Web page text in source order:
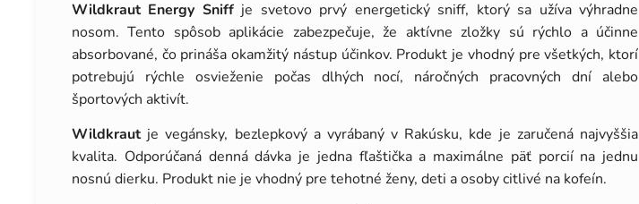
Wildkraut Energy Sniffje svetovo prvý energetický sniff, ktorý sa užíva výhradne
nosom. Tento spôsob aplikácie zabezpečuje, že aktívne zložky sú rýchlo a účinne
absorbované, čo prináša okamžitý nástup účinkov. Produkt je vhodný pre všetkých, ktorí
potrebujú rýchle osvieženie počas dlhých nocí, náročných pracovných dní alebo
športových aktivít.
Wildkrautje vegánsky, bezlepkový a vyrábaný v Rakúsku, kde je zaručená najvyššia
kvalita. Odporúčaná denná dávka je jedna fľaštička a maximálne päť porcií na jednu
nosnú dierku. Produkt nie je vhodný pre tehotné ženy, deti a osoby citlivé na kofeín.